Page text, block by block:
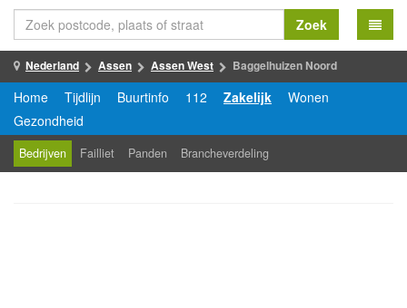
Zoek
Nederland Assen Assen West Baggelhuizen Noord
Home Tijdlijn Buurtinfo 112 Zakelijk
Wonen
Gezondheid
Bedrijven Failliet Panden Brancheverdeling